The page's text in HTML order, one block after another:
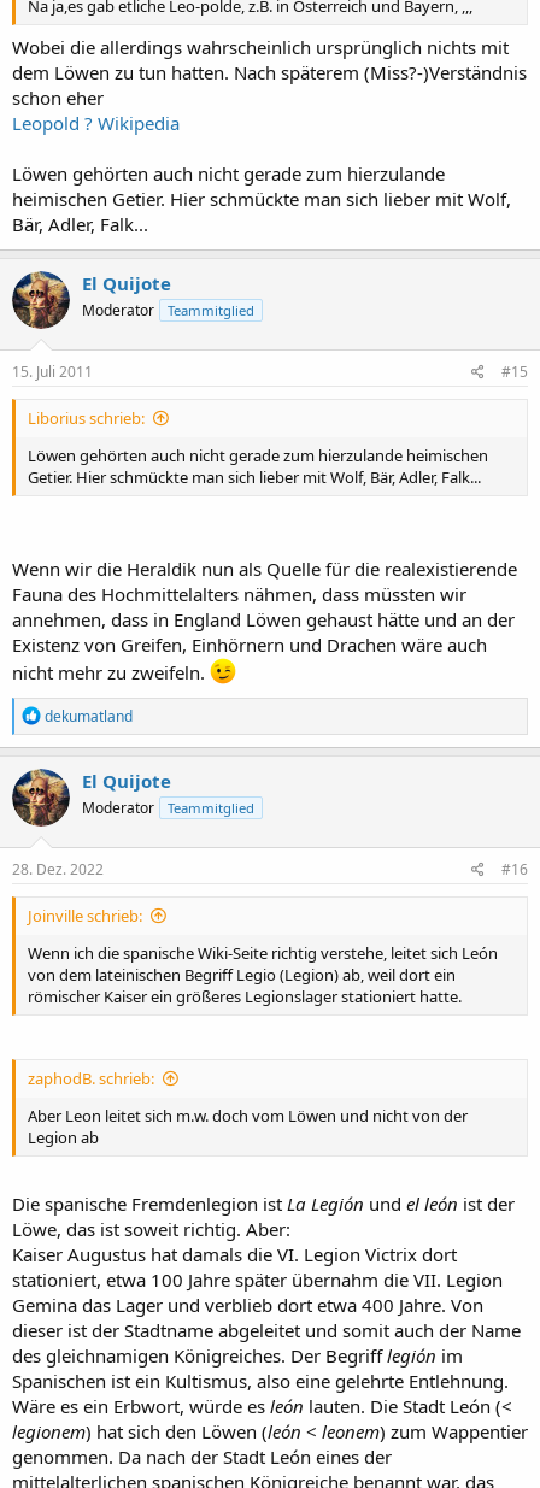
Na ja,es gab etliche Leo-polde, z.B. in Österreich und Bayern, ,,,
Wobei die allerdings wahrscheinlich ursprünglich nichts mit
dem Löwen zu tun hatten. Nach späterem (Miss?-)Verständnis
schon eher
Leopold ? Wikipedia
Löwen gehörten auch nicht gerade zum hierzulande
heimischen Getier. Hier schmückte man sich lieber mit Wolf,
Bär, Adler, Falk...
El Quijote
Moderator Teammitglied
15. Juli 2011 #15
Liborius schrieb:
Löwen gehörten auch nicht gerade zum hierzulande heimischen
Getier. Hier schmückte man sich lieber mit Wolf, Bär, Adler, Falk...
Wenn wir die Heraldik nun als Quelle für die realexistierende
Fauna des Hochmittelalters nähmen, dass müssten wir
annehmen, dass in England Löwen gehaust hätte und an der
Existenz von Greifen, Einhörnern und Drachen wäre auch
nicht mehr zu zweifeln.
R
e
a
k
t
i
o
n
e
:
dekumatland
El Quijote
Moderator Teammitglied
28. Dez. 2022 #16
Joinville schrieb:
Wenn ich die spanische Wiki-Seite richtig verstehe, leitet sich León
von dem lateinischen Begriff Legio (Legion) ab, weil dort ein
römischer Kaiser ein größeres Legionslager stationiert hatte.
zaphodB. schrieb:
Aber Leon leitet sich m.w. doch vom Löwen und nicht von der
Legion ab
Die spanische Fremdenlegion ist La Legión und el león ist der
Löwe, das ist soweit richtig. Aber:
Kaiser Augustus hat damals die VI. Legion Victrix dort
stationiert, etwa 100 Jahre später übernahm die VII. Legion
Gemina das Lager und verblieb dort etwa 400 Jahre. Von
dieser ist der Stadtname abgeleitet und somit auch der Name
des gleichnamigen Königreiches. Der Begrifflegión im
Spanischen ist ein Kultismus, also eine gelehrte Entlehnung.
Wäre es ein Erbwort, würde es león lauten. Die Stadt León (<
legionem) hat sich den Löwen (león < leonem) zum Wappentier
genommen. Da nach der Stadt León eines der
mittelalterlichen spanischen Königreiche benannt war, das